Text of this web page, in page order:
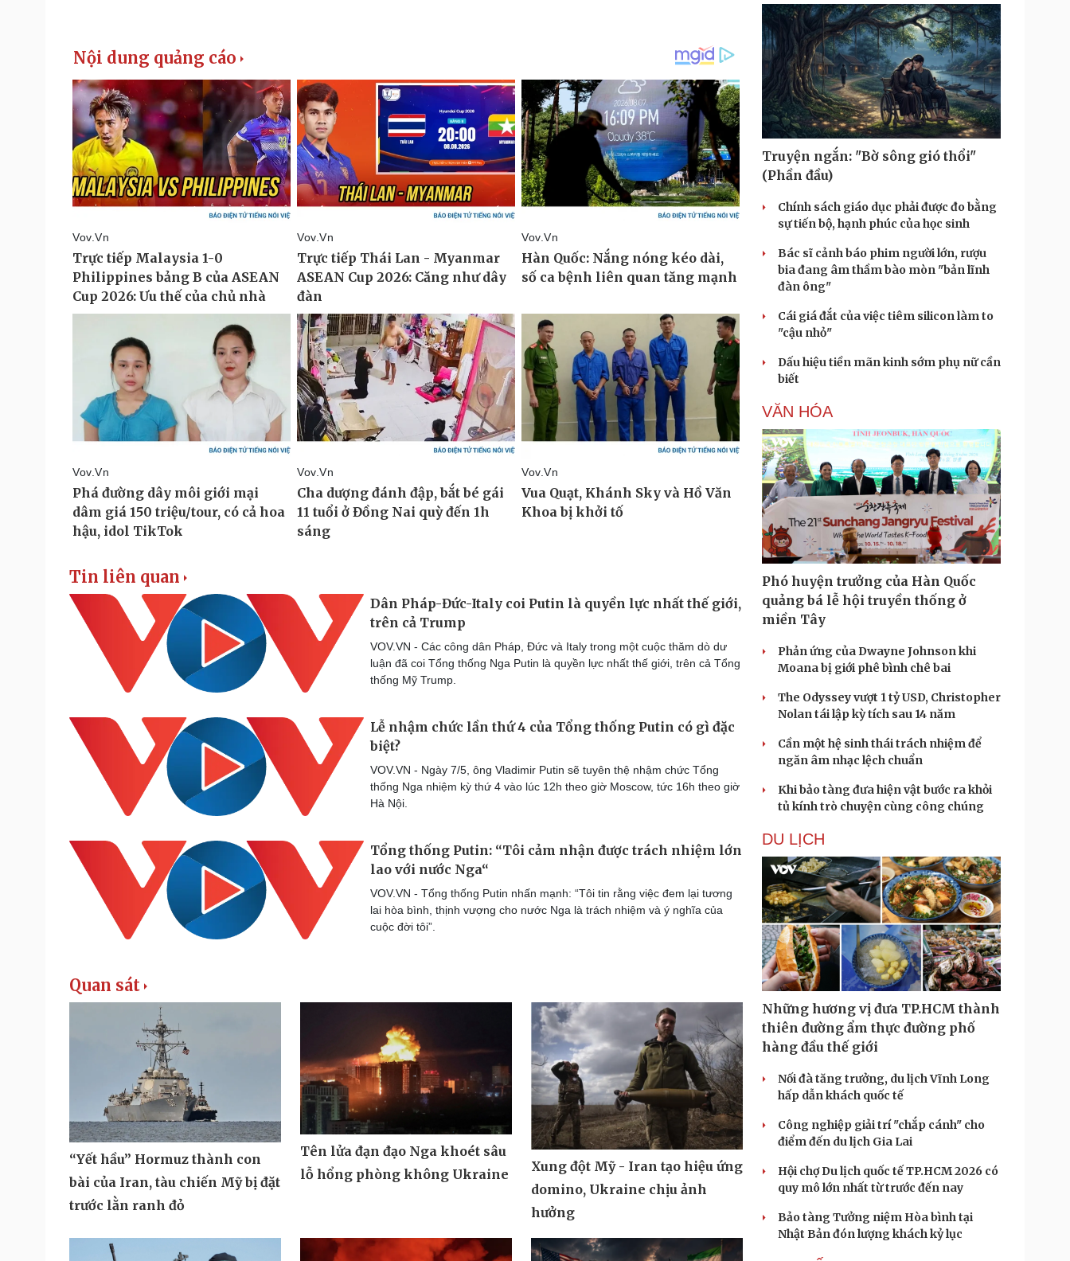
Tin liên quan
Dân Pháp-Đức-Italy coi Putin là quyền lực nhất thế giới,
trên cả Trump
VOV.VN - Các công dân Pháp, Đức và Italy trong một cuộc thăm dò dư
luận đã coi Tổng thống Nga Putin là quyền lực nhất thế giới, trên cả Tổng
thống Mỹ Trump.
Lễ nhậm chức lần thứ 4 của Tổng thống Putin có gì đặc
biệt?
VOV.VN - Ngày 7/5, ông Vladimir Putin sẽ tuyên thệ nhậm chức Tổng
thống Nga nhiệm kỳ thứ 4 vào lúc 12h theo giờ Moscow, tức 16h theo giờ
Hà Nội.
Tổng thống Putin: “Tôi cảm nhận được trách nhiệm lớn
lao với nước Nga“
VOV.VN - Tổng thống Putin nhấn mạnh: “Tôi tin rằng việc đem lại tương
lai hòa bình, thịnh vượng cho nước Nga là trách nhiệm và ý nghĩa của
cuộc đời tôi”.
Quan sát
“Yết hầu” Hormuz thành con
bài của Iran, tàu chiến Mỹ bị đặt
trước lằn ranh đỏ
Tên lửa đạn đạo Nga khoét sâu
lỗ hổng phòng không Ukraine
Xung đột Mỹ - Iran tạo hiệu ứng
domino, Ukraine chịu ảnh
hưởng
Truyện ngắn: "Bờ sông gió thổi"
(Phần đầu)
Chính sách giáo dục phải được đo bằng
sự tiến bộ, hạnh phúc của học sinh
Bác sĩ cảnh báo phim người lớn, rượu
bia đang âm thầm bào mòn "bản lĩnh
đàn ông"
Cái giá đắt của việc tiêm silicon làm to
"cậu nhỏ"
Dấu hiệu tiền mãn kinh sớm phụ nữ cần
biết
VĂN HÓA
Phó huyện trưởng của Hàn Quốc
quảng bá lễ hội truyền thống ở
miền Tây
Phản ứng của Dwayne Johnson khi
Moana bị giới phê bình chê bai
The Odyssey vượt 1 tỷ USD, Christopher
Nolan tái lập kỳ tích sau 14 năm
Cần một hệ sinh thái trách nhiệm để
ngăn âm nhạc lệch chuẩn
Khi bảo tàng đưa hiện vật bước ra khỏi
tủ kính trò chuyện cùng công chúng
DU LỊCH
Những hương vị đưa TP.HCM thành
thiên đường ẩm thực đường phố
hàng đầu thế giới
Nối đà tăng trưởng, du lịch Vĩnh Long
hấp dẫn khách quốc tế
Công nghiệp giải trí "chắp cánh" cho
điểm đến du lịch Gia Lai
Hội chợ Du lịch quốc tế TP.HCM 2026 có
quy mô lớn nhất từ trước đến nay
Bảo tàng Tưởng niệm Hòa bình tại
Nhật Bản đón lượng khách kỷ lục